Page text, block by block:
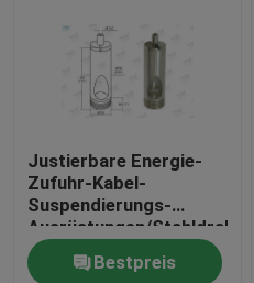
Lampen-Schwenker-Gelenk
Justierbare Energie-
Zufuhr-Kabel-
Suspendierungs-
Ausrüstungen/Stahldraht-
hängende Systeme
Bestpreis